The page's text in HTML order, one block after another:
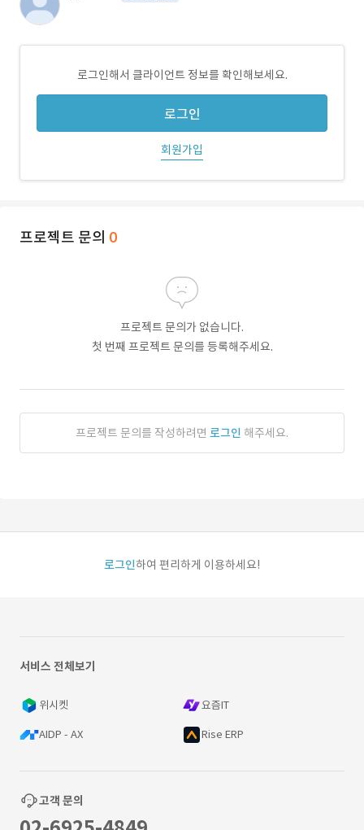
로그인해서 클라이언트 정보를 확인해보세요.
로그인
회원가입
프로젝트 문의 0
프로젝트 문의가 없습니다.
첫 번째 프로젝트 문의를 등록해주세요.
프로젝트 문의를 작성하려면 로그인 해주세요.
로그인하여 편리하게 이용하세요!
서비스 전체보기
위시켓 요즘IT
AIDP - AX Rise ERP
고객 문의